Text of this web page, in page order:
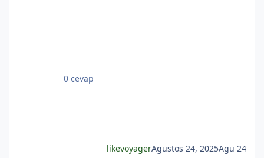
0 cevap
likevoyagerAgustos 24, 2025Agu 24